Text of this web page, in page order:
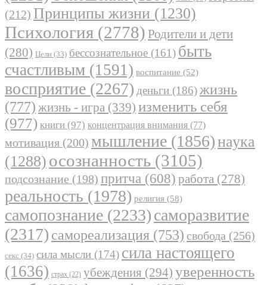
(212) Принципы жизни (1230)
Психология (2778) Родители и дети
(280) Цели (33) бессознательное (161) быть
счастливым (1591) воспитание (52)
восприятие (2267) деньги (186)жизнь
(777) жизнь - игра (339) изменить себя
(977) книги (97) концентрация внимания (77)
мотивация (200) мышление (1856)наука
(1288) осознанность (3105)
подсознание (198) притча (608) работа (278)
реальность (1978) религия (58)
самопознание (2233)саморазвитие
(2317) самореализация (753) свобода (256)
секс (34) сила мысли (174) сила настоящего
(1636) страх (22) убеждения (294) уверенность